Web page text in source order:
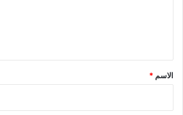
*
الاسم *